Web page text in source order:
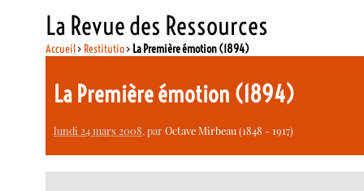
La Revue des Ressources
Accueil> Restitutio> La Première émotion (1894)
La Première émotion (1894)
lundi 24 mars 2008, parOctave Mirbeau (1848 - 1917)